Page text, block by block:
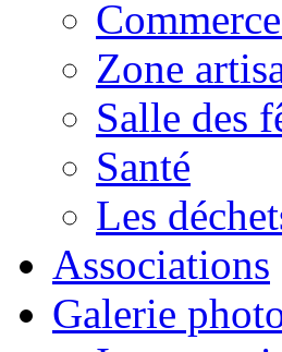
Zone
Salle des
Santé
Les
Associations
Galerie